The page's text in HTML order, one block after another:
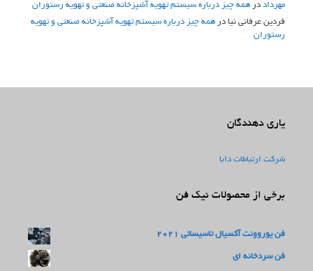
مهرداد در همه چیز درباره سیستم تهویه آشپزخانه صنعتی و تهویه رستوران
فردین عرفانی نیا در همه چیز درباره سیستم تهویه آشپزخانه صنعتی و تهویه
رستوران
یاری دهندگان
شرکت ارتباطات دابا
برخی از محصولات نیک فن
فن یوروونت آکسیال تاسیساتی 2021
فن سردخانه ای